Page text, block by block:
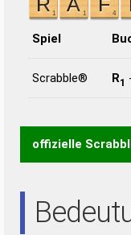
Spiel
Scrabble® R1
offizielle
Wortanalyse-
Wortbedeutung,